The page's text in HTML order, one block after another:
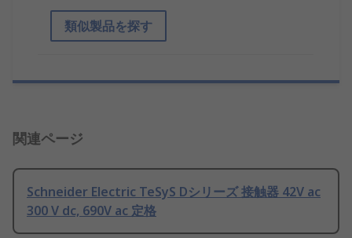
類似製品を探す
関連ページ
Schneider Electric TeSyS Dシリーズ 接触器 42V ac
300 V dc, 690V ac 定格